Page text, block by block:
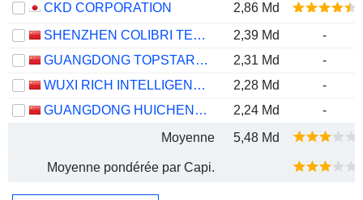
CKD CORPORATION
2,86 Md
SHENZHEN COLIBRI TECHNOLOGIES CO., LTD.
2,39 Md
-
GUANGDONG TOPSTAR TECHNOLOGY CO., LTD.
2,31 Md
-
WUXI RICH INTELLIGENT EQUIPMENT CO., LTD.
2,28 Md
-
GUANGDONG HUICHENG VACUUM TECHNOLOGY CO., LTD.
2,24 Md
-
Moyenne
5,48 Md
Moyenne pondérée par Capi.